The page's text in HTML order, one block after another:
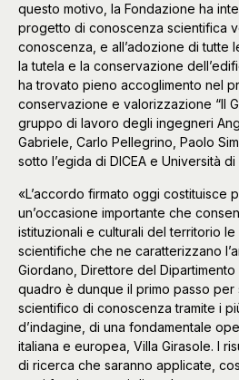
questo motivo, la Fondazione ha
progetto di conoscenza scientifica
conoscenza, e all’adozione di tutte
la tutela e la conservazione
ha trovato pieno accoglimento nel
conservazione e valorizzazione “Il
gruppo di lavoro degli ingegneri
Gabriele, Carlo Pellegrino, Paolo
sotto l’egida di DICEA e Università
«L’accordo firmato oggi costituisce
un’occasione importante che
istituzionali e culturali del territorio
scientifiche che ne caratterizzano
Giordano, Direttore del Dipartimento
quadro è dunque il primo passo
scientifico di conoscenza tramite i
d’indagine, di una fondamentale
italiana e europea, Villa Girasole. I
di ricerca che saranno applicate,